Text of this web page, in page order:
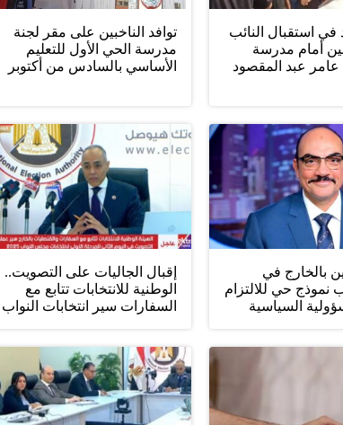
في استقبال النائب
أمام مدرسة
عامر عبد المقصود
توافد الناخبين على مقر لجنة
مدرسة الحي الأول للتعليم
الأساسي بالسادس من أكتوبر
بالخارج في
نموذج حي للالتزام
السياسية
إقبال الجاليات على التصويت..
الوطنية للانتخابات تتابع مع
السفارات سير انتخابات النواب